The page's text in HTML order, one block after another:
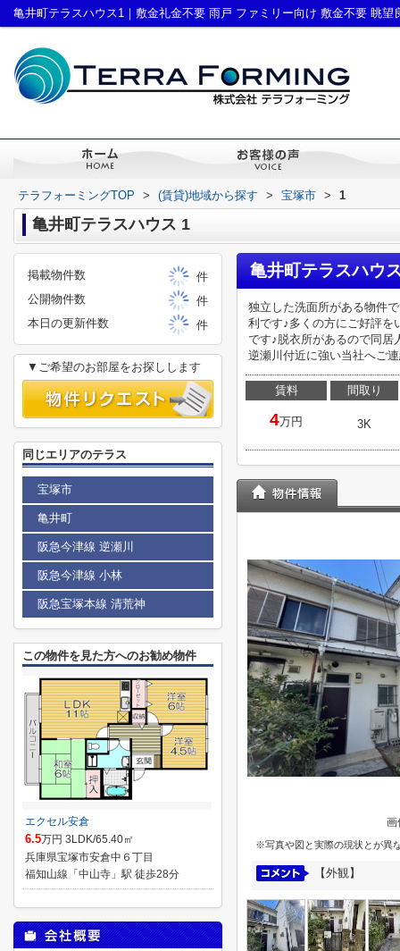
テラフォーミングTOP > (賃貸)地域から探す > 宝塚市 > 1
亀井町テラスハウス 1
亀井町テラスハウ
独立した洗面所がある物件
利です♪多くの方にご好評を
です♪脱衣所があるので同居
逆瀬川付近に強い当社へご
賃料
4万円
間取り
3K
画
※写真や図と実際の現状とが異
【外観】
掲載物件数
件
公開物件数
件
本日の更新件数
件
▼ご希望のお部屋をお探しします
同じエリアのテラス
宝塚市
亀井町
阪急今津線 逆瀬川
阪急今津線 小林
阪急宝塚本線 清荒神
この物件を見た方へのお勧め物件
エクセル安倉
6.5万円 3LDK/65.40㎡
兵庫県宝塚市安倉中６丁目
福知山線「中山寺」駅 徒歩28分